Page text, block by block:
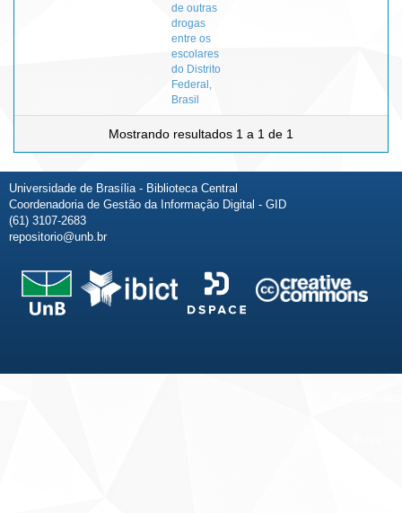
de outras
drogas
entre os
escolares
do Distrito
Federal,
Brasil
Mostrando resultados 1 a 1 de 1
Universidade de Brasília - Biblioteca Central
Coordenadoria de Gestão da Informação Digital - GID
(61) 3107-2683
repositorio@unb.br